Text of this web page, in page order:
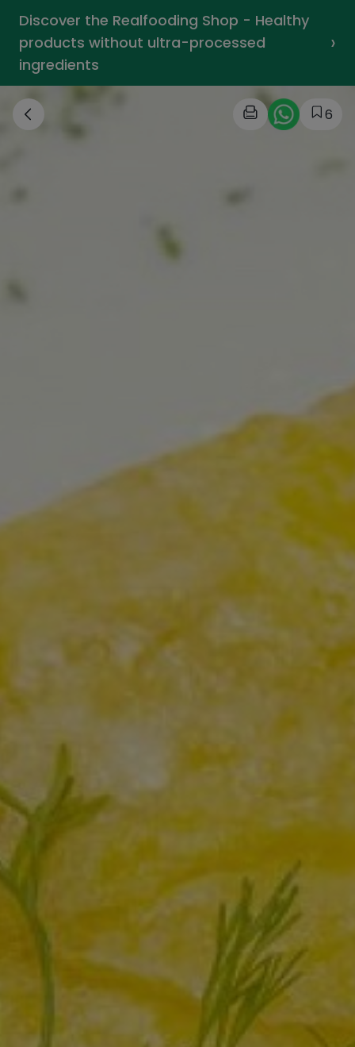
Discover the Realfooding Shop - Healthy
products without ultra-processed
ingredients
›
6